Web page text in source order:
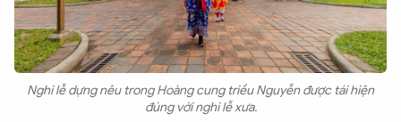
Nghi lễ dựng nêu trong Hoàng cung triều Nguyễn được tái hiện
đúng với nghi lễ xưa.